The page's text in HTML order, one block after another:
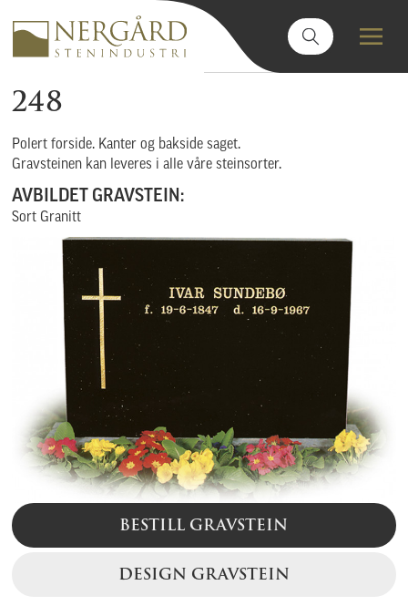
248
Polert forside. Kanter og bakside saget.
Gravsteinen kan leveres i alle våre steinsorter.
AVBILDET GRAVSTEIN:
Sort Granitt
BESTILL GRAVSTEIN
DESIGN GRAVSTEIN